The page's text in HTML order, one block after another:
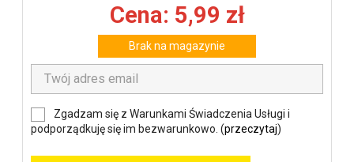
Cena: 5,99 zł
Brak na magazynie
Zgadzam się z Warunkami Świadczenia Usługi i
podporządkuję się im bezwarunkowo. (przeczytaj)